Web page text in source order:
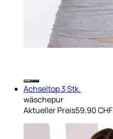
Achseltop 3 Stk.
wäschepur
Aktueller Preis59.90 CHF